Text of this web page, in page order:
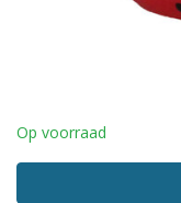
Op voorraad